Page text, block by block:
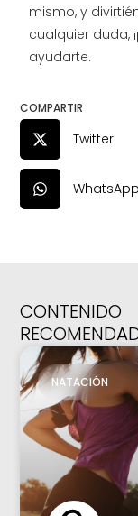
mismo, y
cualquier duda,
ayudarte.
COMPARTIR
Twitter
WhatsApp
CONTENIDO
NATACIÓN